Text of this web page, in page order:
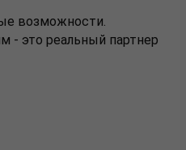
возможности.
- это реальный партнер